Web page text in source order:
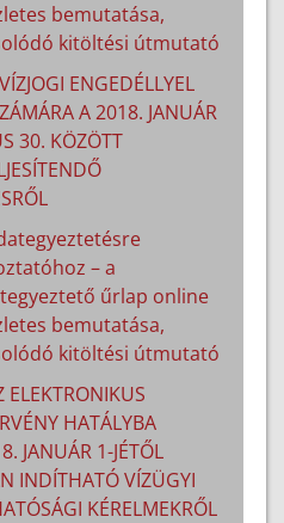
bemutatása,
kitöltési útmutató
ENGEDÉLLYEL
A 2018. JANUÁR
30. KÖZÖTT
– a
űrlap online
bemutatása,
kitöltési útmutató
ELEKTRONIKUS
HATÁLYBA
JANUÁR 1-JÉTŐL
INDÍTHATÓ VÍZÜGYI
KÉRELMEKRŐL